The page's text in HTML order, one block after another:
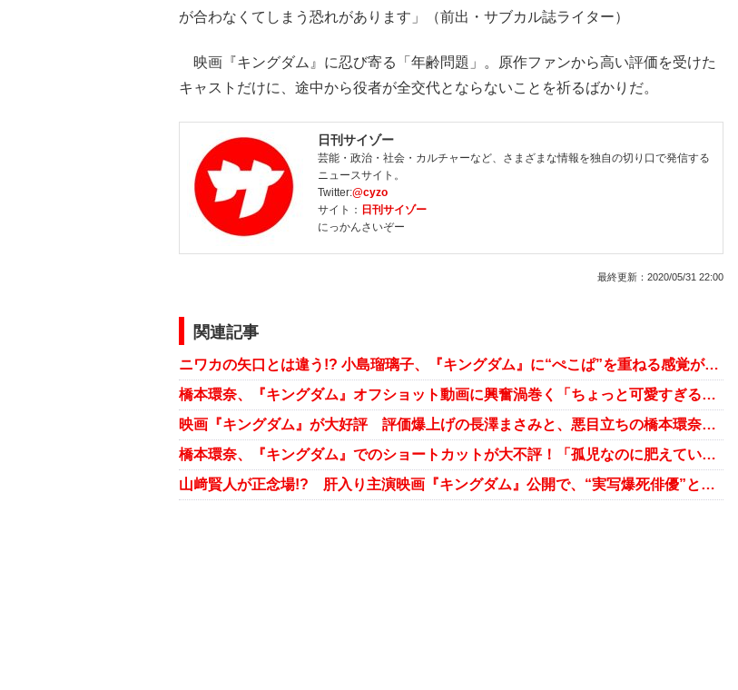
が合わなくてしまう恐れがあります」（前出・サブカル誌ライター）
映画『キングダム』に忍び寄る「年齢問題」。原作ファンから高い評価を受けた
キャストだけに、途中から役者が全交代とならないことを祈るばかりだ。
日刊サイゾー
芸能・政治・社会・カルチャーなど、さまざまな情報を独自の切り口で発信する
ニュースサイト。
Twitter:@cyzo
サイト： 日刊サイゾー
にっかんさいぞー
最終更新： 2020/05/31 22:00
関連記事
ニワカの矢口とは違う!? 小島瑠璃子、『キングダム』に“ぺこぱ”を重ねる感覚が非凡すぎ？
橋本環奈、『キングダム』オフショット動画に興奮渦巻く「ちょっと可愛すぎる育てたい」「なんだこのかわいい生き物」
映画『キングダム』が大好評 評価爆上げの長澤まさみと、悪目立ちの橋本環奈で明暗くっきり
橋本環奈、『キングダム』でのショートカットが大不評！「孤児なのに肥えている」と体型批判も加速……
山﨑賢人が正念場!? 肝入り主演映画『キングダム』公開で、“実写爆死俳優”との異名返上なるか